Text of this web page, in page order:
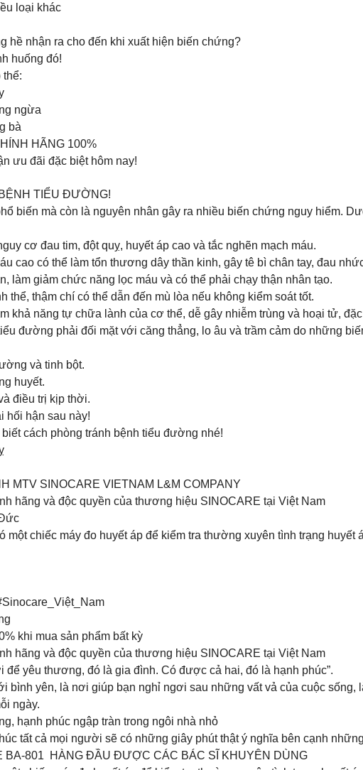
loại khác
hề nhận ra cho đến khi xuất hiện biến chứng?
huống đó!
ngừa
bà
HÃNG 100%
ưu đãi đặc biệt hôm nay!
TIỂU ĐƯỜNG!
biến mà còn là nguyên nhân gây ra nhiều biến chứng nguy hiểm.
cơ đau tim, đột quỵ, huyết áp cao và tắc nghẽn mạch máu.
cao có thể làm tổn thương dây thần kinh, gây tê bì chân tay, đau
làm giảm chức năng lọc máu và có thể phải chạy thận nhân tạo.
thể, thậm chí có thể dẫn đến mù lòa nếu không kiểm soát tốt.
khả năng tự chữa lành của cơ thể, dễ gây nhiễm trùng và hoại tử,
đường phải đối mặt với căng thẳng, lo âu và trầm cảm do những
và tinh bột.
huyết.
điều trị kịp thời.
hối hận sau này!
cách phòng tránh bệnh tiểu đường nhé!
MTV SINOCARE VIETNAM L&M COMPANY
hãng và độc quyền của thương hiệu SINOCARE tại Việt Nam
một chiếc máy đo huyết áp để kiểm tra thường xuyên tình trạng huyết
khi mua sản phẩm bất kỳ
hãng và độc quyền của thương hiệu SINOCARE tại Việt Nam
yêu thương, đó là gia đình. Có được cả hai, đó là hạnh phúc”.
bình yên, là nơi giúp bạn nghỉ ngơi sau những vất vả của cuộc
ngày.
hạnh phúc ngập tràn trong ngôi nhà nhỏ
tất cả mọi người sẽ có những giây phút thật ý nghĩa bên cạnh
BA-801 HÀNG ĐẦU ĐƯỢC CÁC BÁC SĨ KHUYÊN DÙNG